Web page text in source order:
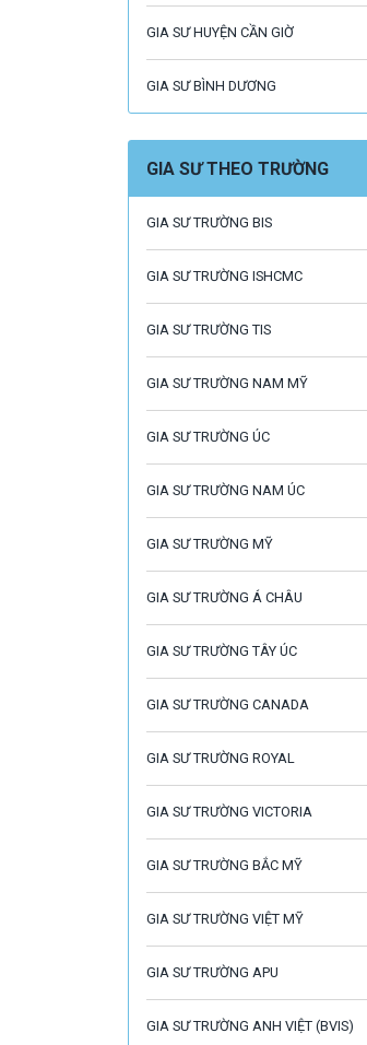
GIA SƯ HUYỆN CẦN GIỜ
GIA SƯ BÌNH DƯƠNG
GIA SƯ THEO TRƯỜNG
GIA SƯ TRƯỜNG BIS
GIA SƯ TRƯỜNG ISHCMC
GIA SƯ TRƯỜNG TIS
GIA SƯ TRƯỜNG NAM MỸ
GIA SƯ TRƯỜNG ÚC
GIA SƯ TRƯỜNG NAM ÚC
GIA SƯ TRƯỜNG MỸ
GIA SƯ TRƯỜNG Á CHÂU
GIA SƯ TRƯỜNG TÂY ÚC
GIA SƯ TRƯỜNG CANADA
GIA SƯ TRƯỜNG ROYAL
GIA SƯ TRƯỜNG VICTORIA
GIA SƯ TRƯỜNG BẮC MỸ
GIA SƯ TRƯỜNG VIỆT MỸ
GIA SƯ TRƯỜNG APU
GIA SƯ TRƯỜNG ANH VIỆT (BVIS)